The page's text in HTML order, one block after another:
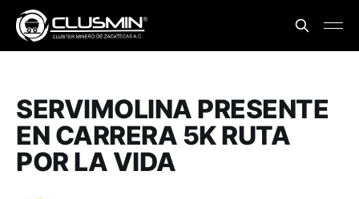
SERVIMOLINA PRESENTE
EN CARRERA 5K RUTA
POR LA VIDA